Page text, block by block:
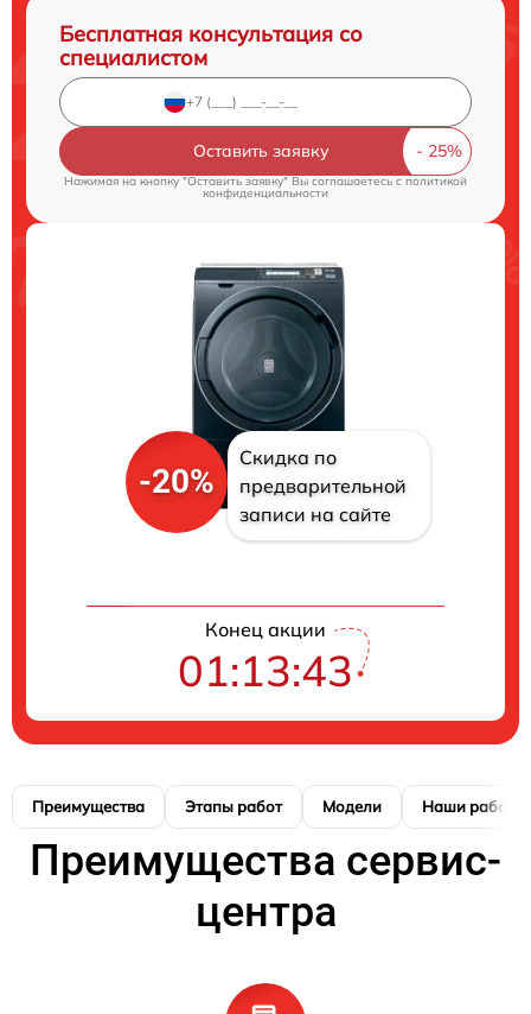
Бесплатная консультация со
специалистом
Оставить заявку
Нажимая на кнопку "Оставить заявку" Вы соглашаетесь cполитикой
конфиденциальности
-20%
Скидка по
предварительной
записи на сайте
Конец акции
01:13:42
Преимущества Этапы работ Модели Наши работы
Преимущества сервис-
центра